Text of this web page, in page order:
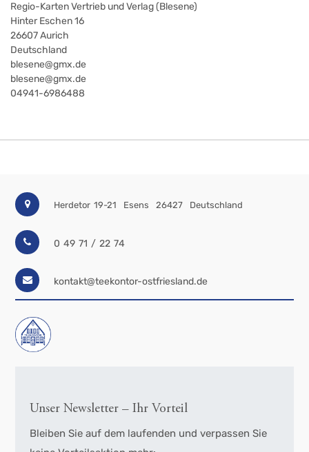
Regio-Karten Vertrieb und Verlag (Blesene)
Hinter Eschen 16
26607Aurich
Deutschland
blesene@gmx.de
blesene@gmx.de
04941-6986488
Herdetor 19-21 Esens 26427 Deutschland
0 49 71 / 22 74
kontakt@teekontor-ostfriesland.de
Unser Newsletter – Ihr Vorteil
Bleiben Sie auf dem laufenden und verpassen Sie